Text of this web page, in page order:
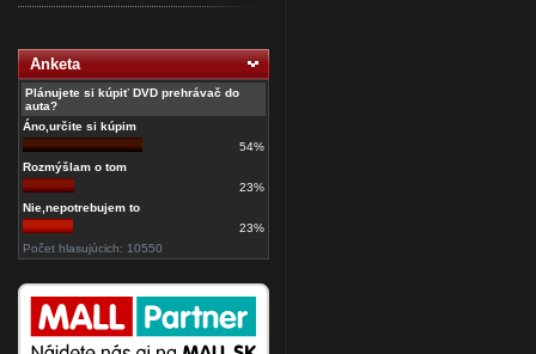
Anketa
Plánujete si kúpiť DVD prehrávač do
auta?
Áno,určite si kúpim
54%
Rozmýšlam o tom
23%
Nie,nepotrebujem to
23%
Počet hlasujúcich: 10550